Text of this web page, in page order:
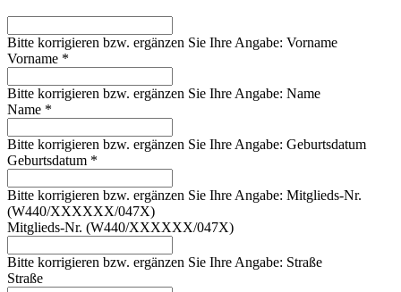
Bitte korrigieren bzw. ergänzen Sie Ihre Angabe: Vorname
Vorname *
Bitte korrigieren bzw. ergänzen Sie Ihre Angabe: Name
Name *
Bitte korrigieren bzw. ergänzen Sie Ihre Angabe: Geburtsdatum
Geburtsdatum *
Bitte korrigieren bzw. ergänzen Sie Ihre Angabe: Mitglieds-Nr.
(W440/XXXXXX/047X)
Mitglieds-Nr. (W440/XXXXXX/047X)
Bitte korrigieren bzw. ergänzen Sie Ihre Angabe: Straße
Straße